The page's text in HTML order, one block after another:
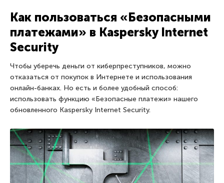
Как пользоваться «Безопасными
платежами» в Kaspersky Internet
Security
Чтобы уберечь деньги от киберпреступников, можно
отказаться от покупок в Интернете и использования
онлайн-банках. Но есть и более удобный способ:
использовать функцию «Безопасные платежи» нашего
обновленного Kaspersky Internet Security.